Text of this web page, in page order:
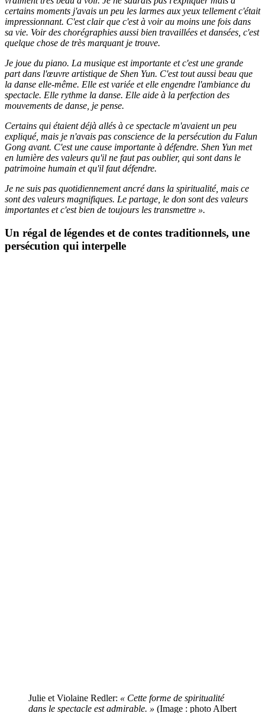
certains moments j'avais un peu les larmes aux yeux tellement c'était
impressionnant. C'est clair que c'est à voir au moins une fois dans
sa vie. Voir des chorégraphies aussi bien travaillées et dansées, c'est
quelque chose de très marquant je trouve.
Je joue du piano. La musique est importante et c'est une grande
part dans l'œuvre artistique de Shen Yun. C'est tout aussi beau que
la danse elle-même. Elle est variée et elle engendre l'ambiance du
spectacle. Elle rythme la danse. Elle aide à la perfection des
mouvements de danse, je pense.
Certains qui étaient déjà allés à ce spectacle m'avaient un peu
expliqué, mais je n'avais pas conscience de la persécution du Falun
Gong avant. C'est une cause importante à défendre. Shen Yun met
en lumière des valeurs qu'il ne faut pas oublier, qui sont dans le
patrimoine humain et qu'il faut défendre.
Je ne suis pas quotidiennement ancré dans la spiritualité, mais ce
sont des valeurs magnifiques. Le partage, le don sont des valeurs
importantes et c'est bien de toujours les transmettre ».
Un régal de légendes et de contes traditionnels, une
persécution qui interpelle
Julie et Violaine Redler: « Cette forme de spiritualité
dans le spectacle est admirable. » (Image : photo Albert